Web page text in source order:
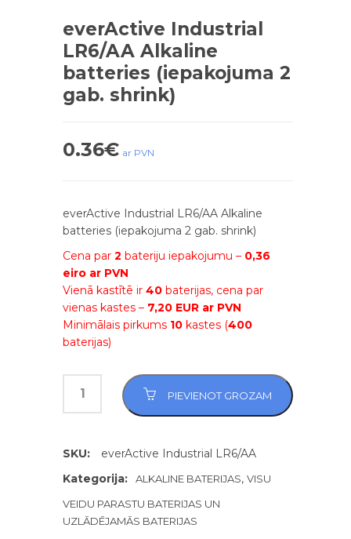
everActive Industrial
LR6/AA Alkaline
batteries (iepakojuma 2
gab. shrink)
0.36€ ar PVN
everActive Industrial LR6/AA Alkaline
batteries (iepakojuma 2 gab. shrink)
Cena par 2 bateriju iepakojumu – 0,36
eiro ar PVN
Vienā kastītē ir 40 baterijas, cena par
vienas kastes – 7,20 EUR ar PVN
Minimālais pirkums 10 kastes (400
baterijas)
PIEVIENOT GROZAM
SKU:
everActive Industrial LR6/AA
Kategorija:
ALKALINE BATERIJAS, VISU
VEIDU PARASTU BATERIJAS UN
UZLĀDĒJAMĀS BATERIJAS